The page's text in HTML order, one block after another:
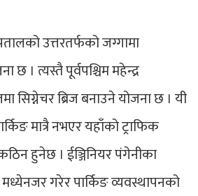
उत्तरतर्फको जग्गामा
। त्यस्तै पूर्वपश्चिम महेन्द्र
सिग्नेचर ब्रिज बनाउने योजना छ । यी
मात्रै नभएर यहाँको ट्राफिक
हुनेछ । ईञ्जिनियर पंगेनीका
गरेर पार्किङ व्यवस्थापनको